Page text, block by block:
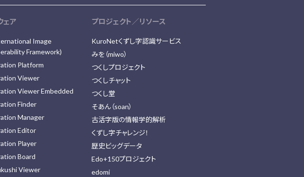
ェア
Image
Framework)
Platform
Viewer
Viewer Embedded
Finder
Manager
Editor
Player
Board
Viewer
プロジェクト／リソース
KuroNetくずし字認識サービス
みを（miwo）
つくしプロジェクト
つくしチャット
つくし堂
そあん（soan）
古活字版の情報学的解析
くずし字チャレンジ！
歴史ビッグデータ
Edo+150プロジェクト
edomi